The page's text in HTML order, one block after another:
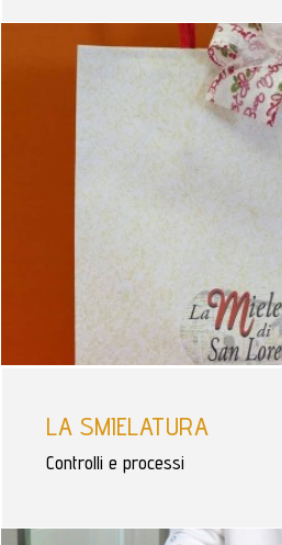
LA SMIELATURA
Controlli e processi